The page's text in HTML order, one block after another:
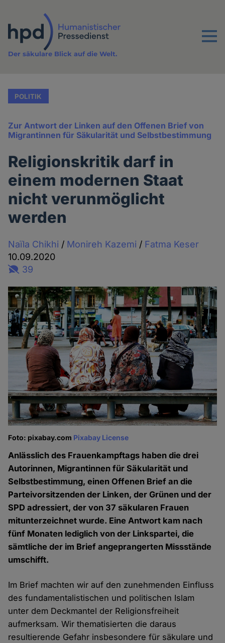
Inhalt
Menu
Der säkulare Blick auf die Welt.
POLITIK
Zur Antwort der Linken auf den Offenen Brief von
Migrantinnen für Säkularität und Selbstbestimmung
Religionskritik darf in
einem modernen Staat
nicht verunmöglicht
werden
Naïla Chikhi / Monireh Kazemi / Fatma Keser
10.09.2020
39
Foto: pixabay.com Pixabay License
Anlässlich des Frauenkampftags haben die drei
Autorinnen, Migrantinnen für Säkularität und
Selbstbestimmung, einen Offenen Brief an die
Parteivorsitzenden der Linken, der Grünen und der
SPD adressiert, der von 37 säkularen Frauen
mitunterzeichnet wurde. Eine Antwort kam nach
fünf Monaten lediglich von der Linkspartei, die
sämtliche der im Brief angeprangerten Missstände
umschifft.
Im Brief machten wir auf den zunehmenden Einfluss
des fundamentalistischen und politischen Islam
unter dem Deckmantel der Religionsfreiheit
aufmerksam. Wir thematisierten die daraus
resultierende Gefahr insbesondere für säkulare und